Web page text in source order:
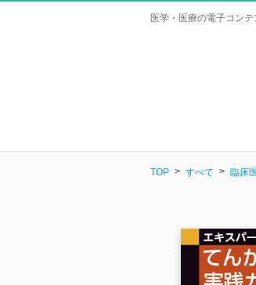
医学・医療の電子コン
TOP すべて 臨床